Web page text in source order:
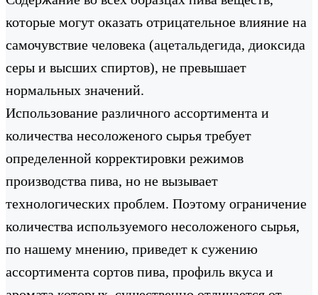
которые могут оказать отрицательное влияние на
самочувствие человека (ацетальдегида, диоксида
серы и высших спиртов), не превышает
нормальных значений.
Использование различного ассортимента и
количества несоложеного сырья требует
определенной корректировки режимов
производства пива, но не вызывает
технологических проблем. Поэтому ограничение
количества используемого несоложеного сырья,
по нашему мнению, приведет к сужению
ассортимента сортов пива, профиль вкуса и